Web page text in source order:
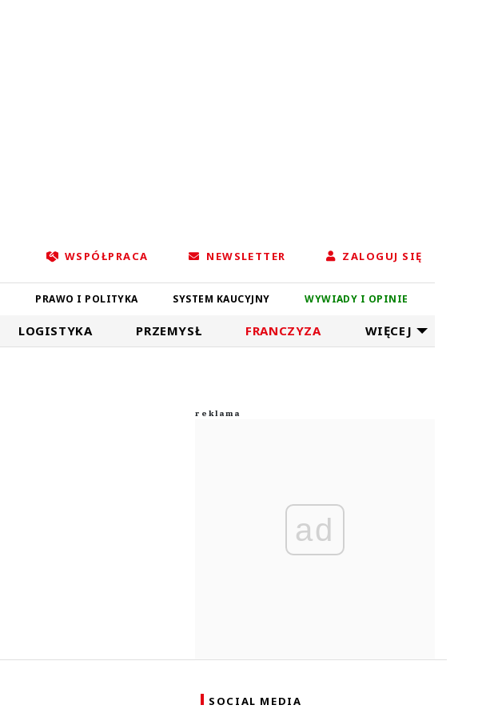
WSPÓŁPRACA NEWSLETTER ZALOGUJ SIĘ
PRAWO I POLITYKA SYSTEM KAUCYJNY WYWIADY I OPINIE
LOGISTYKA PRZEMYSŁ FRANCZYZA WIĘCEJ
ad
SOCIAL MEDIA